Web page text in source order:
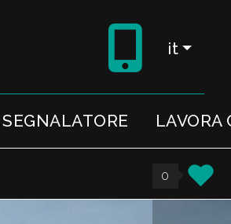
it
LAVORA
0